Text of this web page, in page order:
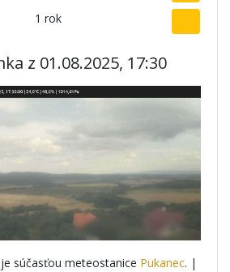
1 rok
z 01.08.2025, 17:30
súčasťou meteostanice Pukanec. |